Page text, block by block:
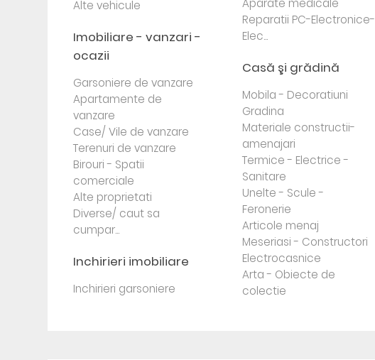
Alte vehicule
Imobiliare - vanzari -
ocazii
Garsoniere de vanzare
Apartamente de
vanzare
Case/ Vile de vanzare
Terenuri de vanzare
Birouri - Spatii
comerciale
Alte proprietati
Diverse/ caut sa
cumpar...
Inchirieri imobiliare
Inchirieri garsoniere
Aparate medicale
Reparatii PC-Electronice-
Elec...
Casă şi grădină
Mobila - Decoratiuni
Gradina
Materiale constructii-
amenajari
Termice - Electrice -
Sanitare
Unelte - Scule -
Feronerie
Articole menaj
Meseriasi - Constructori
Electrocasnice
Arta - Obiecte de
colectie